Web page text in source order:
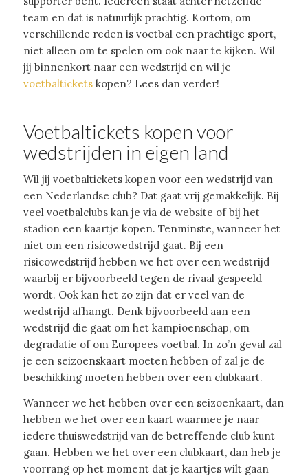
team en dat is natuurlijk prachtig. Kortom, om
verschillende reden is voetbal een prachtige sport,
niet alleen om te spelen om ook naar te kijken. Wil
jij binnenkort naar een wedstrijd en wil je
voetbalticketskopen? Lees dan verder!
Voetbaltickets kopen voor
wedstrijden in eigen land
Wil jij voetbaltickets kopen voor een wedstrijd van
een Nederlandse club? Dat gaat vrij gemakkelijk. Bij
veel voetbalclubs kan je via de website of bij het
stadion een kaartje kopen. Tenminste, wanneer het
niet om een risicowedstrijd gaat. Bij een
risicowedstrijd hebben we het over een wedstrijd
waarbij er bijvoorbeeld tegen de rivaal gespeeld
wordt. Ook kan het zo zijn dat er veel van de
wedstrijd afhangt. Denk bijvoorbeeld aan een
wedstrijd die gaat om het kampioenschap, om
degradatie of om Europees voetbal. In zo’n geval zal
je een seizoenskaart moeten hebben of zal je de
beschikking moeten hebben over een clubkaart.
Wanneer we het hebben over een seizoenkaart, dan
hebben we het over een kaart waarmee je naar
iedere thuiswedstrijd van de betreffende club kunt
gaan. Hebben we het over een clubkaart, dan heb je
voorrang op het moment dat je kaartjes wilt gaan